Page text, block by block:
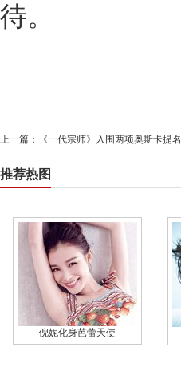
待。
上一篇： 《一代宗师》入围两项奥斯卡提名
推荐热图
倪妮化身芭蕾天使